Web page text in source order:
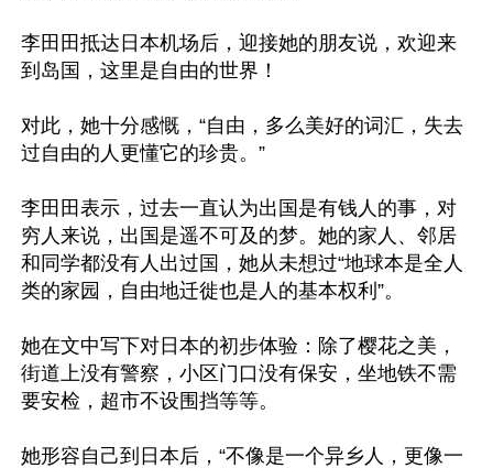
李田田抵达日本机场后，迎接她的朋友说，欢迎来
到岛国，这里是自由的世界！
对此，她十分感慨，“自由，多么美好的词汇，失去
过自由的人更懂它的珍贵。”
李田田表示，过去一直认为出国是有钱人的事，对
穷人来说，出国是遥不可及的梦。她的家人、邻居
和同学都没有人出过国，她从未想过“地球本是全人
类的家园，自由地迁徙也是人的基本权利”。
她在文中写下对日本的初步体验：除了樱花之美，
街道上没有警察，小区门口没有保安，坐地铁不需
要安检，超市不设围挡等等。
她形容自己到日本后，“不像是一个异乡人，更像一